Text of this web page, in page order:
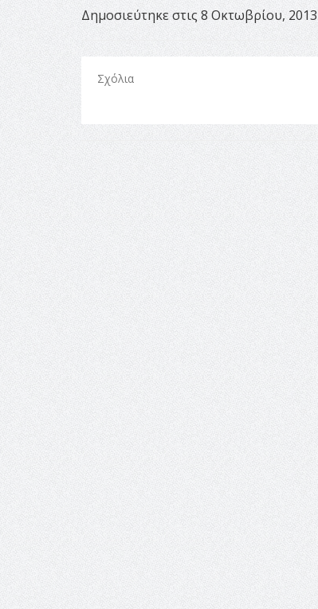
Δημοσιεύτηκε στις 8 Οκτωβρίου, 2013
Σχόλια